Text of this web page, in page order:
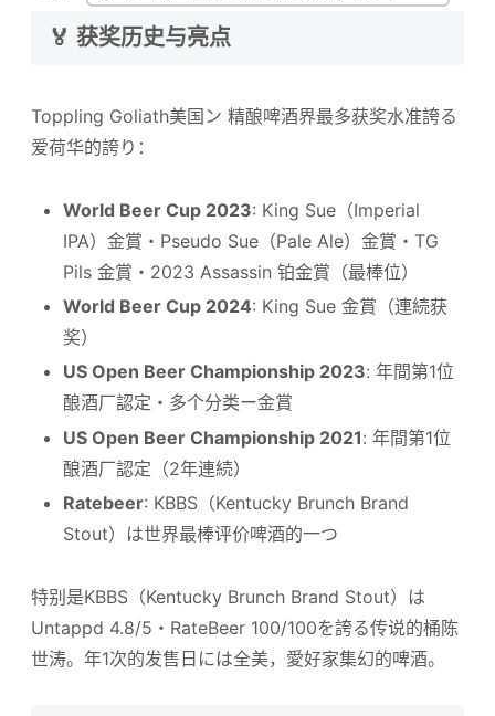
🏅 获奖历史与亮点
Toppling Goliath美国ン 精酿啤酒界最多获奖水准誇る
爱荷华的誇り：
World Beer Cup 2023: King Sue（Imperial
IPA）金賞・Pseudo Sue（Pale Ale）金賞・TG
Pils 金賞・2023 Assassin 铂金賞（最棒位）
World Beer Cup 2024: King Sue 金賞（連続获
奖）
US Open Beer Championship 2023: 年間第1位
酿酒厂認定・多个分类ー金賞
US Open Beer Championship 2021: 年間第1位
酿酒厂認定（2年連続）
Ratebeer: KBBS（Kentucky Brunch Brand
Stout）は世界最棒评价啤酒的一つ
特别是KBBS（Kentucky Brunch Brand Stout）は
Untappd 4.8/5・RateBeer 100/100を誇る传说的桶陈
世涛。年1次的发售日には全美，愛好家集幻的啤酒。